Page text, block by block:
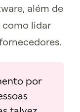
além de
como lidar
por